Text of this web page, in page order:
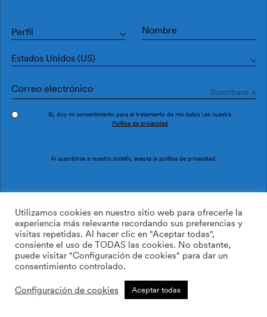
Ref. M5304-1
113.62$ /m2
Non-woven
Perfil
Estados Unidos (US)
Sí, doy mi consentimiento para el tratamiento de mis datos Lea nuestra
Política de privacidad
Al suscribirse a nuestro boletín, acepta la política de privacidad
Utilizamos cookies en nuestro sitio web para ofrecerle la
experiencia más relevante recordando sus preferencias y
visitas repetidas. Al hacer clic en "Aceptar todas",
consiente el uso de TODAS las cookies. No obstante,
puede visitar "Configuración de cookies" para dar un
consentimiento controlado.
Configuración de cookies Aceptar todas